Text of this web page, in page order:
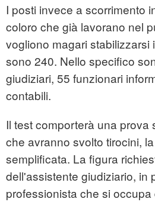
I posti invece a scorrimento
coloro che già lavorano nel
vogliono magari stabilizzarsi
sono 240. Nello specifico
giudiziari, 55 funzionari
contabili.
Il test comporterà una prova
che avranno svolto tirocini,
semplificata. La figura
dell'assistente giudiziario, in
professionista che si